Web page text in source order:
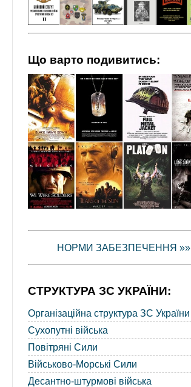
Що варто подивитись:
НОРМИ ЗАБЕЗПЕЧЕННЯ »»
СТРУКТУРА ЗС УКРАЇНИ:
Організаційна структура ЗС України
Сухопутні війська
Повітряні Сили
Військово-Морські Сили
Десантно-штурмові війська